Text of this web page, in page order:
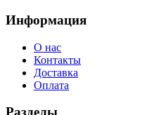
Информация
О нас
Контакты
Доставка
Оплата